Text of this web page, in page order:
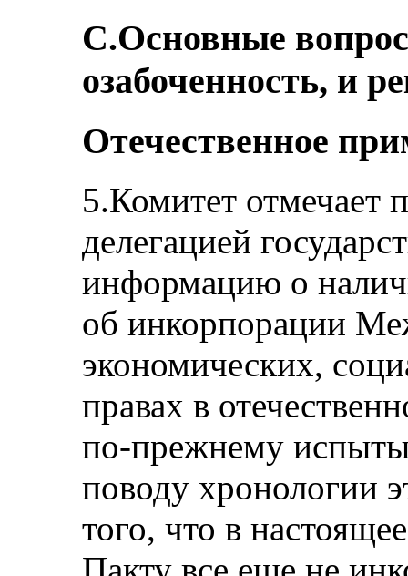
С.Основные
озабоченность, и
Отечественное
5.Комитет отмечает
делегацией
информацию о
об инкорпорации
экономических,
правах в
по-прежнему
поводу хронологии
того, что в